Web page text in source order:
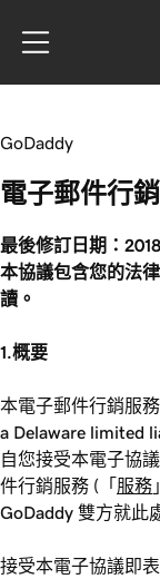
GoDaddy
電子郵件行
最後修訂日期：2018
本協議包含您的法
讀。
1.概要
本電子郵件行銷服
a Delaware limited
自您接受本電子協
件行銷服務 (「 服務
GoDaddy 雙方就此
接受本電子協議即